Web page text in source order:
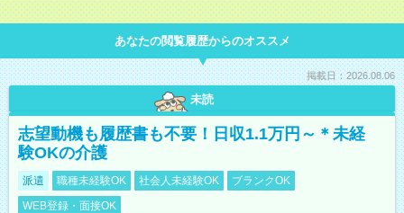
あなたの閲覧履歴からのオススメ
掲載日：2026.08.06
未読
志望動機も履歴書も不要！日収1.1万円～＊未経
験OKの介護
派遣 職種未経験OK 社会人未経験OK
ブランクOK
WEB登録・面接OK